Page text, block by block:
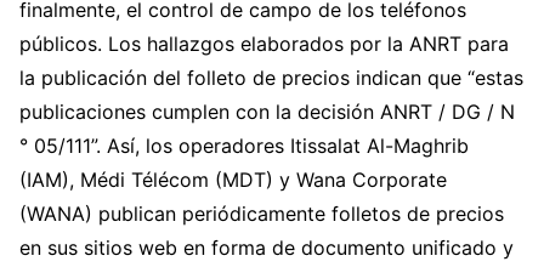
finalmente, el control de campo de los teléfonos
públicos. Los hallazgos elaborados por la ANRT para
la publicación del folleto de precios indican que “estas
publicaciones cumplen con la decisión ANRT / DG / N
° 05/111”. Así, los operadores Itissalat Al-Maghrib
(IAM), Médi Télécom (MDT) y Wana Corporate
(WANA) publican periódicamente folletos de precios
en sus sitios web en forma de documento unificado y